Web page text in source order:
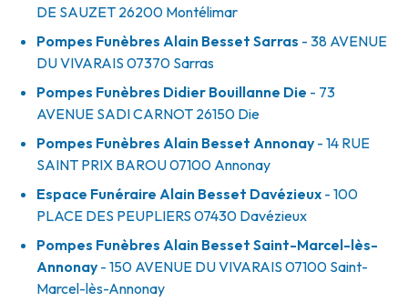
DE SAUZET 26200 Montélimar
Pompes Funèbres Alain Besset Sarras - 38 AVENUE
DU VIVARAIS 07370 Sarras
Pompes Funèbres Didier Bouillanne Die - 73
AVENUE SADI CARNOT 26150 Die
Pompes Funèbres Alain Besset Annonay - 14 RUE
SAINT PRIX BAROU07100 Annonay
Espace Funéraire Alain Besset Davézieux - 100
PLACE DES PEUPLIERS 07430 Davézieux
Pompes Funèbres Alain Besset Saint-Marcel-lès-
Annonay - 150 AVENUE DU VIVARAIS 07100 Saint-
Marcel-lès-Annonay